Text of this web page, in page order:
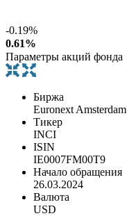
-0.19%
0.61%
Параметры акций фонда
Биржа
Euronext Amsterdam
Тикер
INCI
ISIN
IE0007FM00T9
Начало обращения
26.03.2024
Валюта
USD